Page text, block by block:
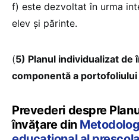
f) este dezvoltat în urma
elev și părinte.
(5) Planul individualizat de
componentă a
Prevederi despre
învățare din